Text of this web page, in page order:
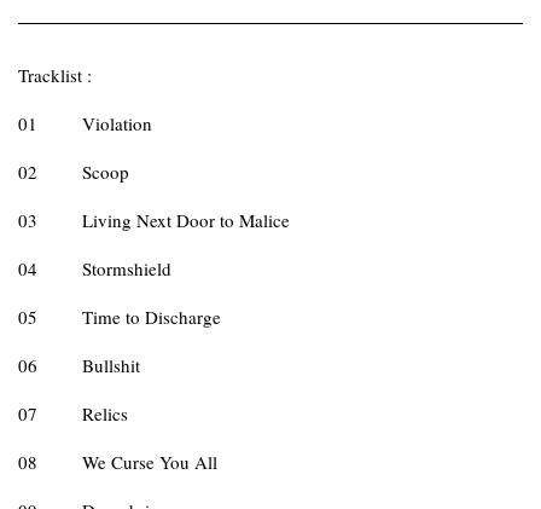
Tracklist :
01
Violation
02
Scoop
03
Living Next Door to Malice
04
Stormshield
05
Time to Discharge
06
Bullshit
07
Relics
08
We Curse You All